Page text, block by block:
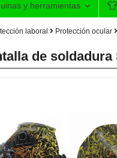
y herramientas
laboral Protección ocular
de soldadura